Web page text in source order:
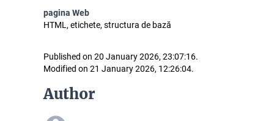
pagina Web
HTML, etichete, structura de bază
Published on 20 January 2026, 23:07:16.
Modified on 21 January 2026, 12:26:04.
Author